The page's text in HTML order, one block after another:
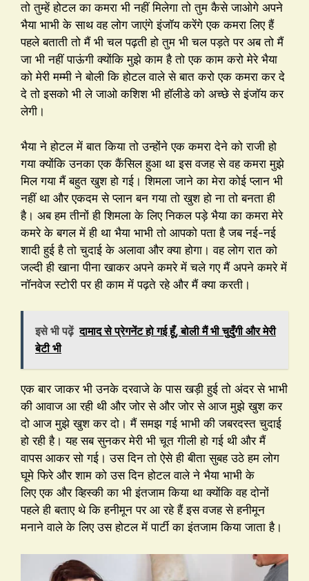
तो तुम्हें होटल का कमरा भी नहीं मिलेगा तो तुम कैसे जाओगे अपने
भैया भाभी के साथ वह लोग जाएंगे इंजॉय करेंगे एक कमरा लिए हैं
पहले बताती तो मैं भी चल पढ़ती हो तुम भी चल पड़ते पर अब तो मैं
जा भी नहीं पाऊंगी क्योंकि मुझे काम है तो एक काम करो मेरे भैया
को मेरी मम्मी ने बोली कि होटल वाले से बात करो एक कमरा कर दे
दे तो इसको भी ले जाओ कशिश भी हॉलीडे को अच्छे से इंजॉय कर
लेगी।
भैया ने होटल में बात किया तो उन्होंने एक कमरा देने को राजी हो
गया क्योंकि उनका एक कैंसिल हुआ था इस वजह से वह कमरा मुझे
मिल गया मैं बहुत खुश हो गई। शिमला जाने का मेरा कोई प्लान भी
नहीं था और एकदम से प्लान बन गया तो खुश हो ना तो बनता ही
है। अब हम तीनों ही शिमला के लिए निकल पड़े भैया का कमरा मेरे
कमरे के बगल में ही था भैया भाभी तो आपको पता है जब नई-नई
शादी हुई है तो चुदाई के अलावा और क्या होगा। वह लोग रात को
जल्दी ही खाना पीना खाकर अपने कमरे में चले गए मैं अपने कमरे में
नॉनवेज स्टोरी पर ही काम में पढ़ते रहे और मैं क्या करती।
इसे भी पढ़ें दामाद से प्रेगनेंट हो गई हूँ, बोली मैं भी चुदुँगी और मेरी
बेटी भी
एक बार जाकर भी उनके दरवाजे के पास खड़ी हुई तो अंदर से भाभी
की आवाज आ रही थी और जोर से और जोर से आज मुझे खुश कर
दो आज मुझे खुश कर दो। मैं समझ गई भाभी की जबरदस्त चुदाई
हो रही है। यह सब सुनकर मेरी भी चूत गीली हो गई थी और मैं
वापस आकर सो गई। उस दिन तो ऐसे ही बीता सुबह उठे हम लोग
घूमे फिरे और शाम को उस दिन होटल वाले ने भैया भाभी के
लिए एक और व्हिस्की का भी इंतजाम किया था क्योंकि वह दोनों
पहले ही बताए थे कि हनीमून पर आ रहे हैं इस वजह से हनीमून
मनाने वाले के लिए उस होटल में पार्टी का इंतजाम किया जाता है।